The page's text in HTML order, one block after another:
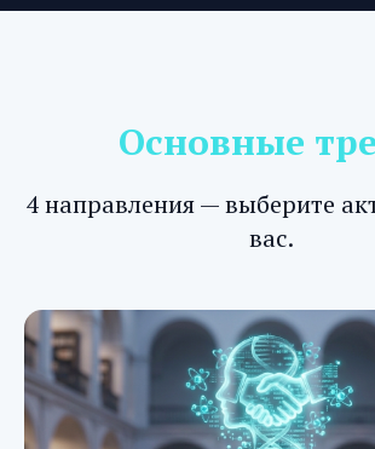
Основные
4 направления — выберите
вас.